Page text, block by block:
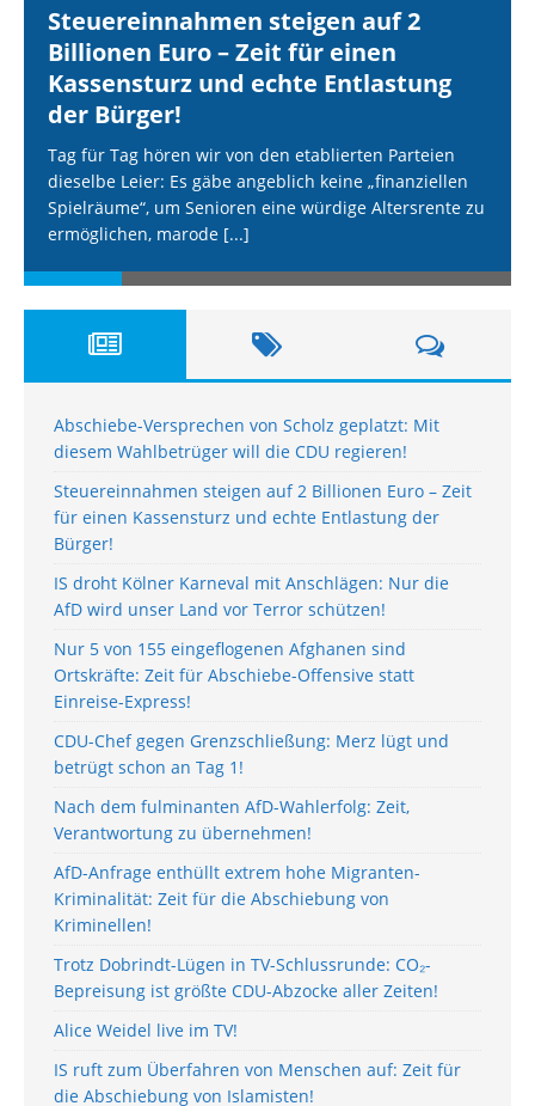
Steuereinnahmen steigen auf 2
Billionen Euro – Zeit für einen
Kassensturz und echte Entlastung
der Bürger!
Tag für Tag hören wir von den etablierten Parteien
dieselbe Leier: Es gäbe angeblich keine „finanziellen
Spielräume“, um Senioren eine würdige Altersrente zu
ermöglichen, marode [...]
Abschiebe-Versprechen von Scholz geplatzt: Mit
diesem Wahlbetrüger will die CDU regieren!
Steuereinnahmen steigen auf 2 Billionen Euro – Zeit
für einen Kassensturz und echte Entlastung der
Bürger!
IS droht Kölner Karneval mit Anschlägen: Nur die
AfD wird unser Land vor Terror schützen!
Nur 5 von 155 eingeflogenen Afghanen sind
Ortskräfte: Zeit für Abschiebe-Offensive statt
Einreise-Express!
CDU-Chef gegen Grenzschließung: Merz lügt und
betrügt schon an Tag 1!
Nach dem fulminanten AfD-Wahlerfolg: Zeit,
Verantwortung zu übernehmen!
AfD-Anfrage enthüllt extrem hohe Migranten-
Kriminalität: Zeit für die Abschiebung von
Kriminellen!
Trotz Dobrindt-Lügen in TV-Schlussrunde: CO₂-
Bepreisung ist größte CDU-Abzocke aller Zeiten!
Alice Weidel live im TV!
IS ruft zum Überfahren von Menschen auf: Zeit für
die Abschiebung von Islamisten!